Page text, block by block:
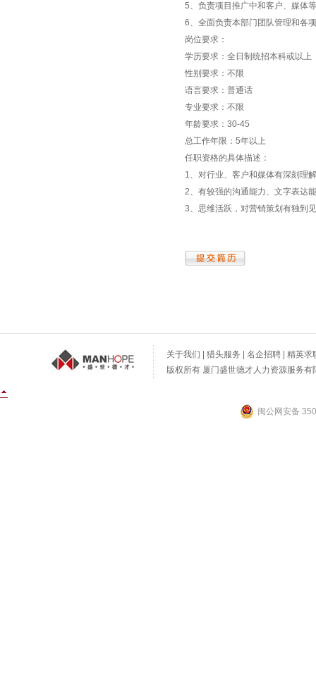
5、负责项目推广中和客户、媒体
6、全面负责本部门团队管理和各
岗位要求：
学历要求：全日制统招本科或以上
性别要求：不限
语言要求：普通话
专业要求：不限
年龄要求：30-45
总工作年限：5年以上
任职资格的具体描述：
1、对行业、客户和媒体有深刻理
2、有较强的沟通能力、文字表达
3、思维活跃，对营销策划有独到
关于我们 猎头服务 名企招聘
精英求
版权所有 厦门盛世德才人力资源服务
闽公网安备